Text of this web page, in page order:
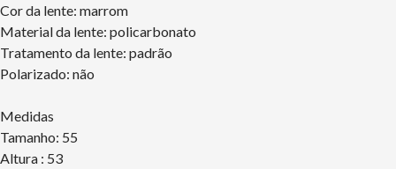
Cor da lente: marrom
Material da lente: policarbonato
Tratamento da lente: padrão
Polarizado: não
Medidas
Tamanho: 55
Altura : 53